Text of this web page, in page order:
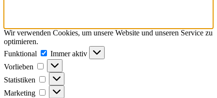
Wir verwenden Cookies, um unsere Website und unseren Service zu
optimieren.
Funktional
Funktional
Immer aktiv
Vorlieben
Vorlieben
Statistiken Statistiken
Marketing Marketing